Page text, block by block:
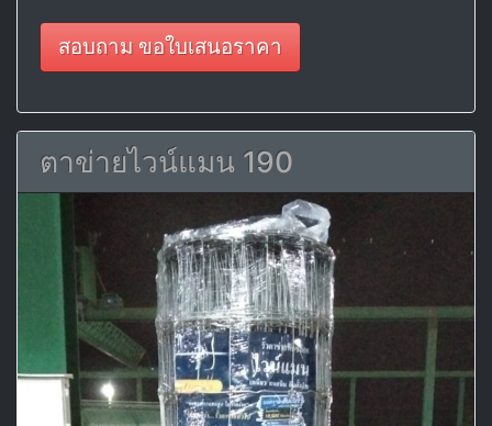
สอบถาม ขอใบเสนอราคา
ตาข่ายไวน์แมน 190